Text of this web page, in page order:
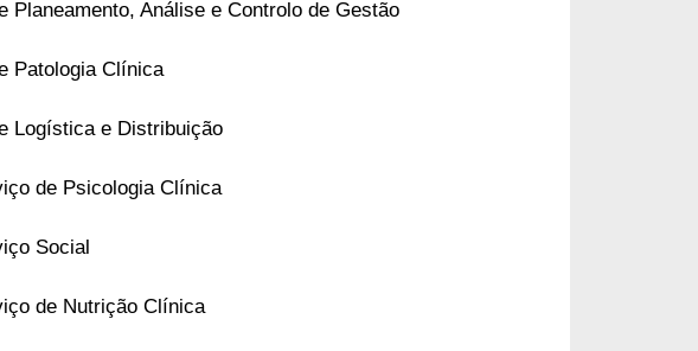
Planeamento, Análise e Controlo de Gestão
Patologia Clínica
Logística e Distribuição
de Psicologia Clínica
Social
de Nutrição Clínica